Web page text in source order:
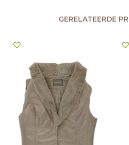
GERELATEERDE